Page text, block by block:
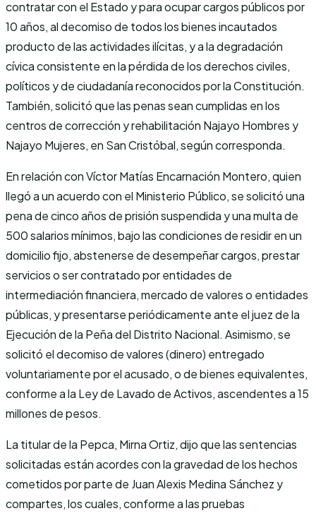
contratar con el Estado y para ocupar cargos públicos por
10 años, al decomiso de todos los bienes incautados
producto de las actividades ilícitas, y a la degradación
cívica consistente en la pérdida de los derechos civiles,
políticos y de ciudadanía reconocidos por la Constitución.
También, solicitó que las penas sean cumplidas en los
centros de corrección y rehabilitación Najayo Hombres y
Najayo Mujeres, en San Cristóbal, según corresponda.
En relación con Víctor Matías Encarnación Montero, quien
llegó a un acuerdo con el Ministerio Público, se solicitó una
pena de cinco años de prisión suspendida y una multa de
500 salarios mínimos, bajo las condiciones de residir en un
domicilio fijo, abstenerse de desempeñar cargos, prestar
servicios o ser contratado por entidades de
intermediación financiera, mercado de valores o entidades
públicas, y presentarse periódicamente ante el juez de la
Ejecución de la Peña del Distrito Nacional. Asimismo, se
solicitó el decomiso de valores (dinero) entregado
voluntariamente por el acusado, o de bienes equivalentes,
conforme a la Ley de Lavado de Activos, ascendentes a 15
millones de pesos.
La titular de la Pepca, Mirna Ortiz, dijo que las sentencias
solicitadas están acordes con la gravedad de los hechos
cometidos por parte de Juan Alexis Medina Sánchez y
compartes, los cuales, conforme a las pruebas